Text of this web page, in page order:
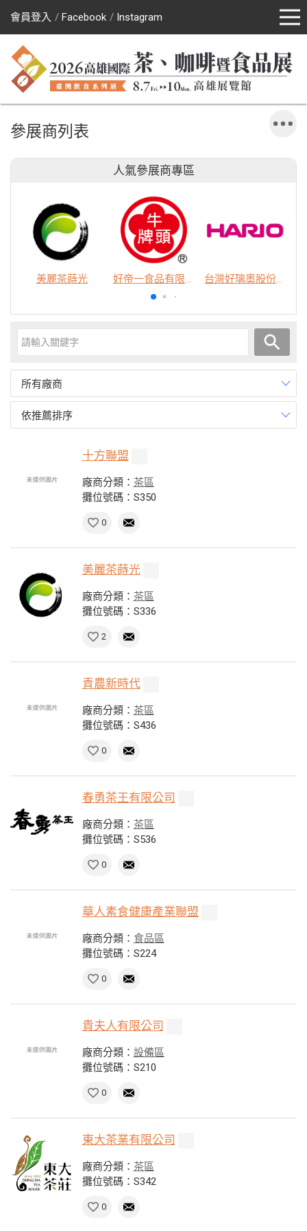
會員登入 Facebook Instagram
參展商列表
人氣參展商專區
美麗茶蒔光 好帝一食品有限公司 台灣好璃奧股份有限公司
所有廠商
依推薦排序
十方聯盟
廠商分類： 茶區
攤位號碼：S350
0
美麗茶蒔光
廠商分類： 茶區
攤位號碼：S336
2
青農新時代
廠商分類： 茶區
攤位號碼：S436
0
春勇茶王有限公司
廠商分類： 茶區
攤位號碼：S536
0
華人素食健康產業聯盟
廠商分類： 食品區
攤位號碼：S224
0
貴夫人有限公司
廠商分類： 設備區
攤位號碼：S210
0
東大茶業有限公司
廠商分類： 茶區
攤位號碼：S342
0